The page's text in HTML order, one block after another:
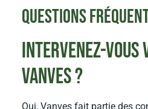
Questions
Intervenez-vous
Vanves ?
Oui, Vanves fait partie des